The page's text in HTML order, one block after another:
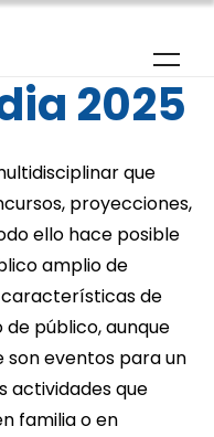
2025
que
proyecciones,
ello hace posible
amplio de
características de
público, aunque
son eventos para un
actividades que
familia o en